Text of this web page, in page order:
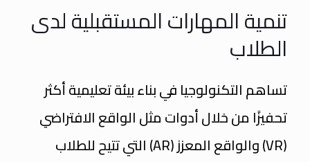
تنمية المهارات المستقبلية لدى
الطلاب
تساهم التكنولوجيا في بناء بيئة تعليمية أكثر
تحفيزًا من خلال أدوات مثل الواقع الافتراضي
(VR) والواقع المعزز (AR) التي تتيح للطلاب